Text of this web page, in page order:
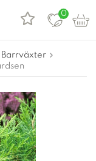
0
Barrväxter